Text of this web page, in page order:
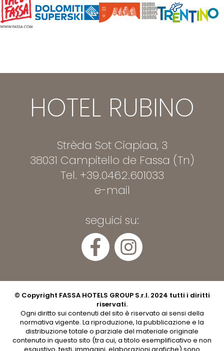
HOTEL RUBINO
Strèda Sot Ciapiaa, 3
38031 Campitello de Fassa (Tn)
Tel. +39.0462.601033
e-mail
seguici su:
© Copyright FASSA HOTELS GROUP S.r.l. 2024 tutti i diritti
riservati.
Ogni diritto sui contenuti del sito è riservato ai sensi della
normativa vigente. La riproduzione, la pubblicazione e la
distribuzione totale o parziale del materiale originale
contenuto in questo sito (tra cui, a titolo esemplificativo e non
esaustivo, testi, immagini, elaborazioni grafiche) sono